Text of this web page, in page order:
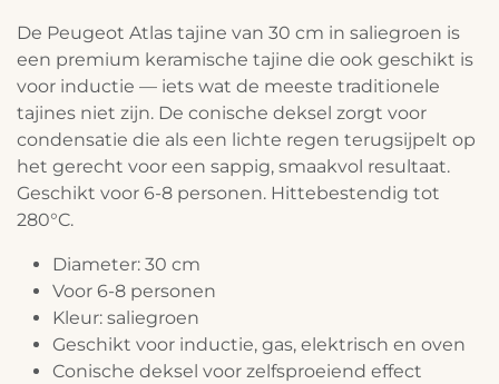
De Peugeot Atlas tajine van 30 cm in saliegroen is
een premium keramische tajine die ook geschikt is
voor inductie — iets wat de meeste traditionele
tajines niet zijn. De conische deksel zorgt voor
condensatie die als een lichte regen terugsijpelt op
het gerecht voor een sappig, smaakvol resultaat.
Geschikt voor 6-8 personen. Hittebestendig tot
280°C.
Diameter: 30 cm
Voor 6-8 personen
Kleur: saliegroen
Geschikt voor inductie, gas, elektrisch en oven
Conische deksel voor zelfsproeiend effect